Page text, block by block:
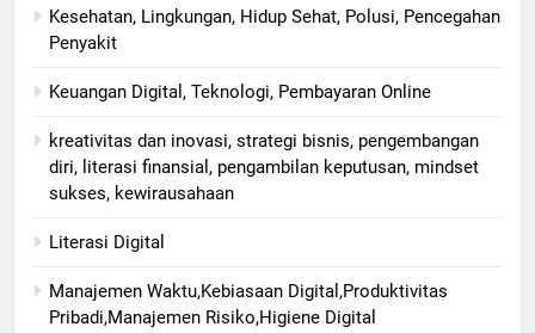
Kesehatan, Lingkungan, Hidup Sehat, Polusi, Pencegahan
Penyakit
Keuangan Digital, Teknologi, Pembayaran Online
kreativitas dan inovasi, strategi bisnis, pengembangan
diri, literasi finansial, pengambilan keputusan, mindset
sukses, kewirausahaan
Literasi Digital
Manajemen Waktu,Kebiasaan Digital,Produktivitas
Pribadi,Manajemen Risiko,Higiene Digital